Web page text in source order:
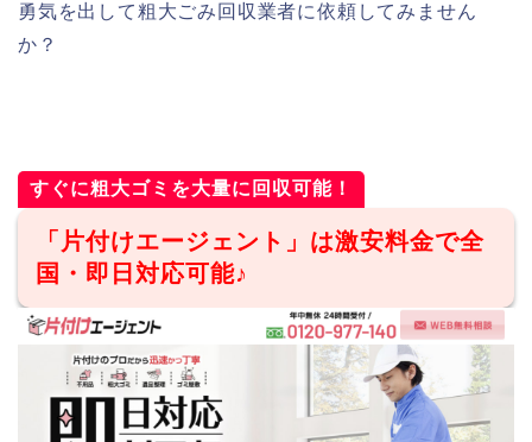
勇気を出して粗大ごみ回収業者に依頼してみません
か？
すぐに粗大ゴミを大量に回収可能！
「片付けエージェント」は激安料金で全
国・即日対応可能♪